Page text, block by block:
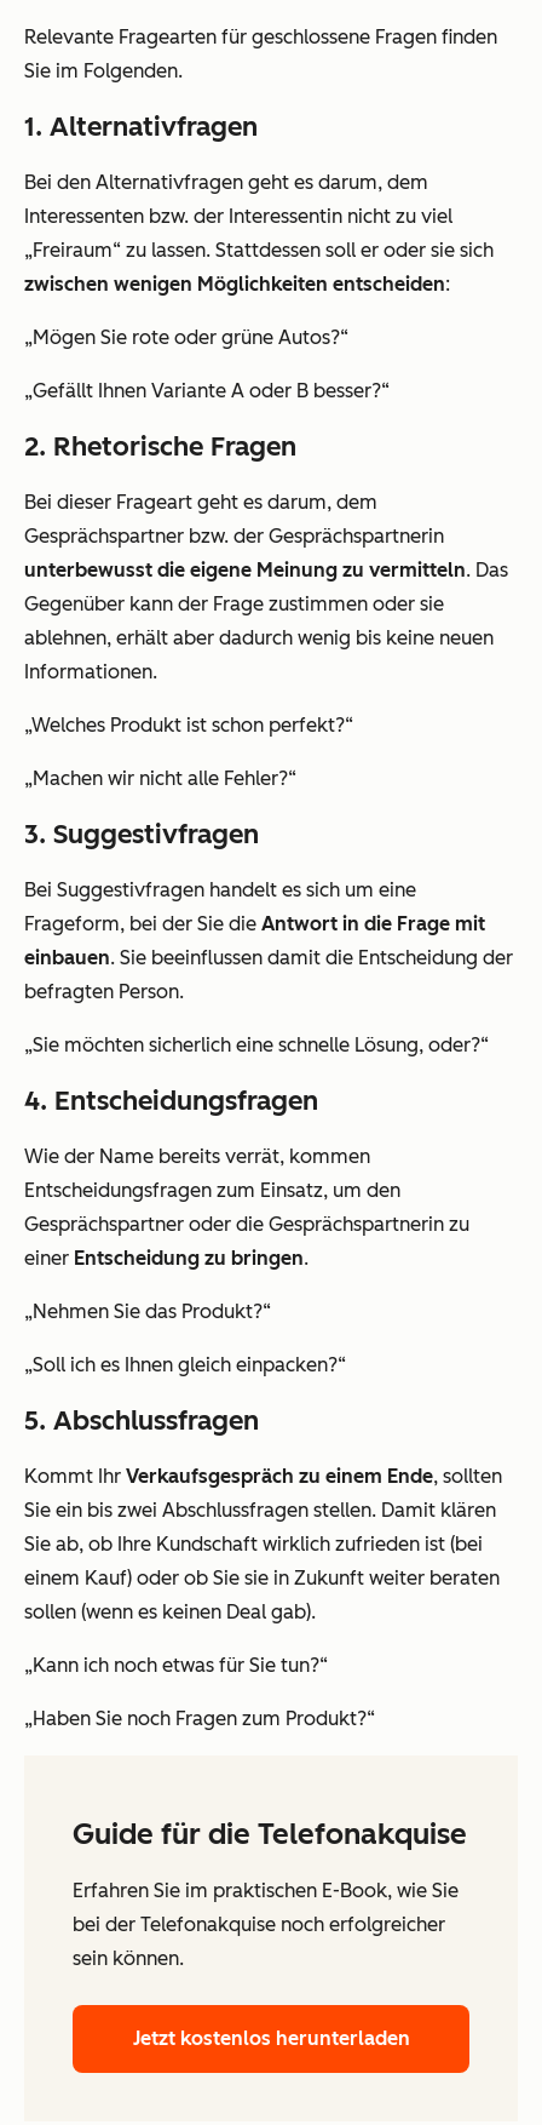
Relevante Fragearten für geschlossene Fragen finden
Sie im Folgenden.
1. Alternativfragen
Bei den Alternativfragen geht es darum, dem
Interessenten bzw. der Interessentin nicht zu viel
„Freiraum“ zu lassen. Stattdessen soll er oder sie sich
zwischen wenigen Möglichkeiten entscheiden:
„Mögen Sie rote oder grüne Autos?“
„Gefällt Ihnen Variante A oder B besser?“
2. Rhetorische Fragen
Bei dieser Frageart geht es darum, dem
Gesprächspartner bzw. der Gesprächspartnerin
unterbewusst die eigene Meinung zu vermitteln. Das
Gegenüber kann der Frage zustimmen oder sie
ablehnen, erhält aber dadurch wenig bis keine neuen
Informationen.
„Welches Produkt ist schon perfekt?“
„Machen wir nicht alle Fehler?“
3. Suggestivfragen
Bei Suggestivfragen handelt es sich um eine
Frageform, bei der Sie die Antwort in die Frage mit
einbauen. Sie beeinflussen damit die Entscheidung der
befragten Person.
„Sie möchten sicherlich eine schnelle Lösung, oder?“
4. Entscheidungsfragen
Wie der Name bereits verrät, kommen
Entscheidungsfragen zum Einsatz, um den
Gesprächspartner oder die Gesprächspartnerin zu
einer Entscheidung zu bringen.
„Nehmen Sie das Produkt?“
„Soll ich es Ihnen gleich einpacken?“
5. Abschlussfragen
Kommt Ihr Verkaufsgespräch zu einem Ende, sollten
Sie ein bis zwei Abschlussfragen stellen. Damit klären
Sie ab, ob Ihre Kundschaft wirklich zufrieden ist (bei
einem Kauf) oder ob Sie sie in Zukunft weiter beraten
sollen (wenn es keinen Deal gab).
„Kann ich noch etwas für Sie tun?“
„Haben Sie noch Fragen zum Produkt?“
Guide für die Telefonakquise
Erfahren Sie im praktischen E-Book, wie Sie
bei der Telefonakquise noch erfolgreicher
sein können.
Jetzt kostenlos herunterladen